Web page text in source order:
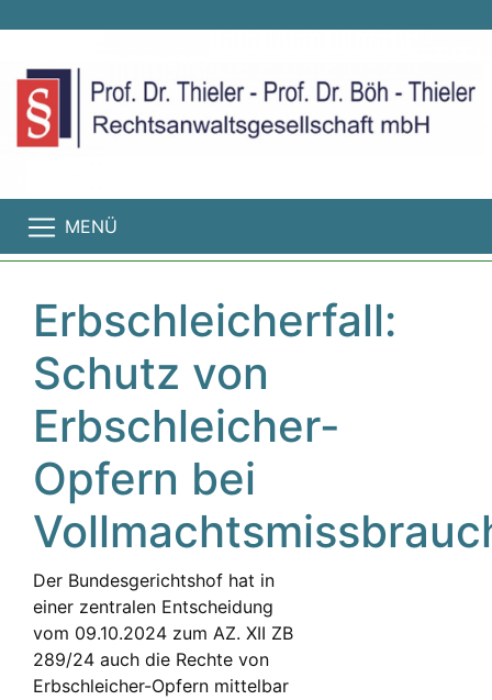
MENÜ
Erbschleicherfall:
Schutz von
Erbschleicher-
Opfern bei
Der Bundesgerichtshof hat in
einer zentralen Entscheidung
vom 09.10.2024 zum AZ. XII ZB
289/24 auch die Rechte von
Erbschleicher-Opfern mittelbar